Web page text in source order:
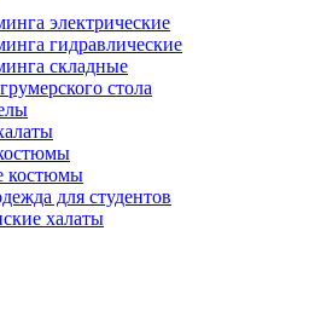
электрические
гидравлические
складные
стола
костюмы
для студентов
халаты